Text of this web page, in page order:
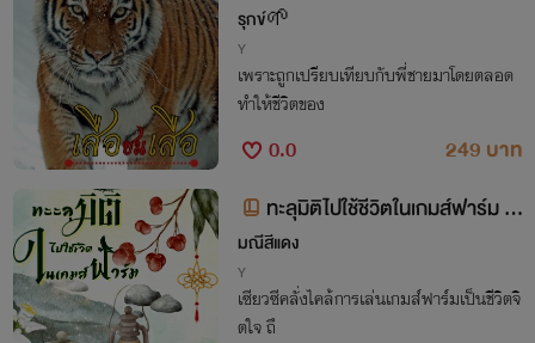
รุกข์🌱
Y
เพราะถูกเปรียบเทียบกับพี่ชายมาโดยตลอด
ทำให้ชีวิตของ
0.0
249 บาท
ทะลุมิติไปใช้ชีวิตในเกมส์ฟาร์ม M
preg
มณีสีแดง
Y
เซียวซีคลั่งไคล้การเล่นเกมส์ฟาร์มเป็นชีวิตจิ
ตใจ ถึ